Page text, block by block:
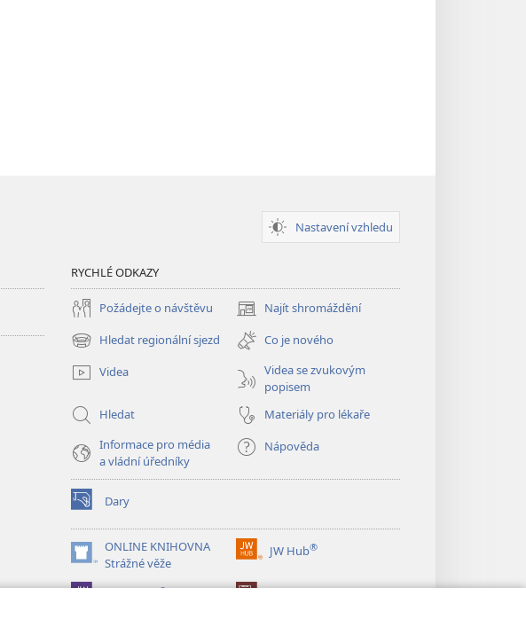
Nastavení vzhledu
RYCHLÉ ODKAZY
Požádejte o návštěvu Najít shromáždění
(otevřeno
nové
okno)
Hledat regionální sjezd
(otevřeno
nové
okno)
Co je nového
Videa
Videa se zvukovým
popisem
Hledat
Materiály pro lékaře
Informace pro média
a vládní úředníky
Nápověda
Dary
(otevřeno
nové
okno)
ONLINE KNIHOVNA
Strážné věže
(otevřeno
nové
JW Hub®
(otevřeno
okno)
®